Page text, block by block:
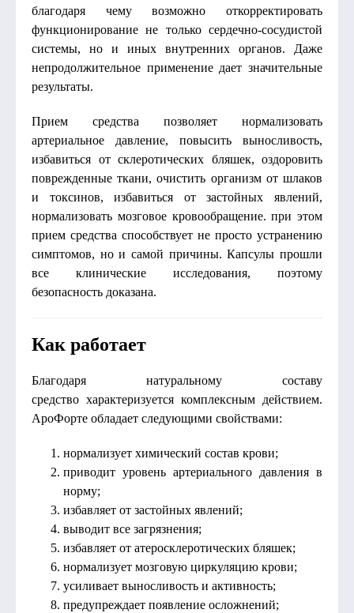
благодаря чему возможно откорректировать
функционирование не только сердечно-сосудистой
системы, но и иных внутренних органов. Даже
непродолжительное применение дает значительные
результаты.
Прием средства позволяет нормализовать
артериальное давление, повысить выносливость,
избавиться от склеротических бляшек, оздоровить
поврежденные ткани, очистить организм от шлаков
и токсинов, избавиться от застойных явлений,
нормализовать мозговое кровообращение. при этом
прием средства способствует не просто устранению
симптомов, но и самой причины. Капсулы прошли
все клинические исследования, поэтому
безопасность доказана.
Как работает
Благодаря натуральному составу
средство характеризуется комплексным действием.
АроФорте обладает следующими свойствами:
нормализует химический состав крови;
приводит уровень артериального давления в
норму;
избавляет от застойных явлений;
выводит все загрязнения;
избавляет от атеросклеротических бляшек;
нормализует мозговую циркуляцию крови;
усиливает выносливость и активность;
предупреждает появление осложнений;